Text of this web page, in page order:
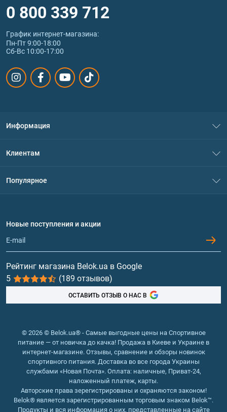
0 800 339 712
График интернет‑магазина:
Пн-Пт 9:00-18:00
Сб-Вс 10:00-17:00
Информация
Политика конфиденциальности
Обмен и возврат
Клиентам
Популярное
Протеин
Гейнеры
Витамины и минералы
Рыбий жир, жирные кислоты
Новые поступления и акции
Рейтинг магазина Belok.ua в Google
5
(189 отзывов)
ОСТАВИТЬ ОТЗЫВ О НАС В
© 2026 © Belok.ua® - Самые выгодные цены на Спортивное
питание — от новичка до качка! Продажа в Киеве и Украине в
интернет-магазине. Отзывы, сравнение и обзоры новинок
спортивного питания. Доставка во все города Украины
службами «Новая Почта». Оплата: наличные, Приват-24,
наложенный платеж, карты.
Авторские права зерегистрированы и охраняются законом!
Belok® является зарегистрированным торговым знаком Belok™.
Продукты и вся информация о них, представленные на сайте